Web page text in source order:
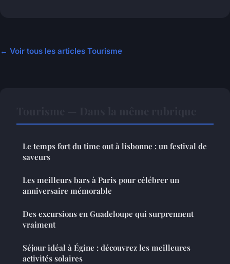
← Voir tous les articles Tourisme
Le temps fort du time out à lisbonne : un festival de
saveurs
Les meilleurs bars à Paris pour célébrer un
anniversaire mémorable
Des excursions en Guadeloupe qui surprennent
vraiment
Séjour idéal à Égine : découvrez les meilleures
activités solaires